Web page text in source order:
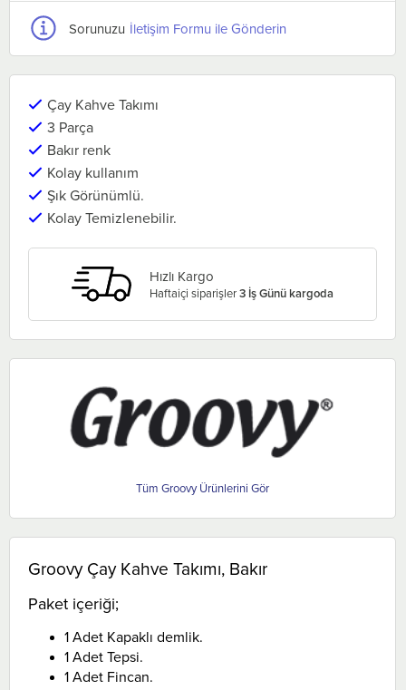
Sorunuzu İletişim Formu ile Gönderin
Çay Kahve Takımı
3 Parça
Bakır renk
Kolay kullanım
Şık Görünümlü.
Kolay Temizlenebilir.
Hızlı Kargo
Haftaiçi siparişler3 İş Günü kargoda
Groovy
Groovy Çay Kahve Takımı, Bakır
Paket içeriği;
1 Adet Kapaklı demlik.
1 Adet Tepsi.
1 Adet Fincan.